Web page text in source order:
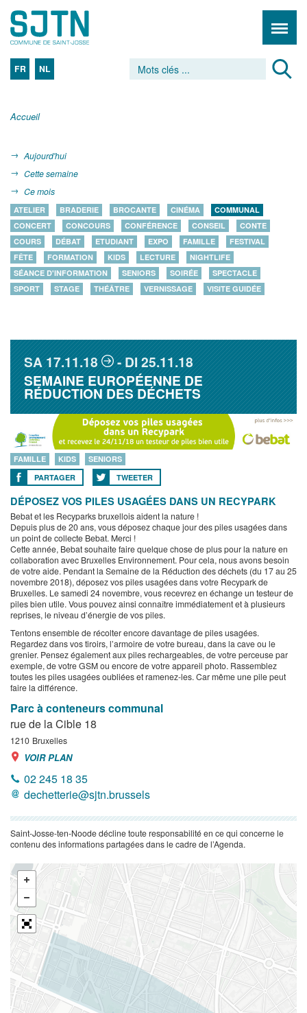
FR NL
Accueil
Aujourd'hui
Cette semaine
Ce mois
ATELIER BRADERIE BROCANTE CINÉMA
COMMUNAL
CONCERT
CONCOURS CONFÉRENCE CONSEIL
CONTE
COURS
DÉBAT ETUDIANT EXPO FAMILLE
FESTIVAL
FÊTE
FORMATION KIDS LECTURE
NIGHTLIFE
SÉANCE D'INFORMATION
SENIORS SOIRÉE
SPECTACLE
SPORT
STAGE THÉÂTRE VERNISSAGE VISITE GUIDÉE
SA17.11.18 DI25.11.18
SEMAINE EUROPÉENNE DE
RÉDUCTION DES DÉCHETS
FAMILLE KIDS
SENIORS
PARTAGER
TWEETER
DÉPOSEZ VOS PILES USAGÉES DANS UN RECYPARK
Bebat et les Recyparks bruxellois aident la nature !
Depuis plus de 20 ans, vous déposez chaque jour des piles usagées dans
un point de collecte Bebat. Merci !
Cette année, Bebat souhaite faire quelque chose de plus pour la nature en
collaboration avec Bruxelles Environnement. Pour cela, nous avons besoin
de votre aide. Pendant la Semaine de la Réduction des déchets (du 17 au 25
novembre 2018), déposez vos piles usagées dans votre Recypark de
Bruxelles. Le samedi 24 novembre, vous recevrez en échange un testeur de
piles bien utile. Vous pouvez ainsi connaître immédiatement et à plusieurs
reprises, le niveau d’énergie de vos piles.
Tentons ensemble de récolter encore davantage de piles usagées.
Regardez dans vos tiroirs, l’armoire de votre bureau, dans la cave ou le
grenier. Pensez également aux piles rechargeables, de votre perceuse par
exemple, de votre GSM ou encore de votre appareil photo. Rassemblez
toutes les piles usagées oubliées et ramenez-les. Car même une pile peut
faire la différence.
Parc à conteneurs communal
rue de la Cible 18
1210 Bruxelles
VOIR PLAN
02 245 18 35
dechetterie@sjtn.brussels
Saint-Josse-ten-Noode décline toute responsabilité en ce qui concerne le
contenu des informations partagées dans le cadre de l’Agenda.